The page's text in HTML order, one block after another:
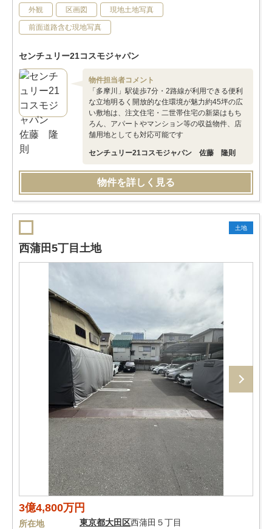
外観 区画図 現地土地写真
前面道路含む現地写真
センチュリー21コスモジャパン
物件担当者コメント
「多摩川」駅徒歩7分・2路線が利用できる便利
な立地明るく開放的な住環境が魅力約45坪の広
い敷地は、注文住宅・二世帯住宅の新築はもち
ろん、アパートやマンション等の収益物件、店
舗用地としても対応可能です
センチュリー21コスモジャパン 佐藤 隆則
物件を詳しく見る
土地
西蒲田5丁目土地
3億4,800万円
所在地 東京都大田区西蒲田５丁目